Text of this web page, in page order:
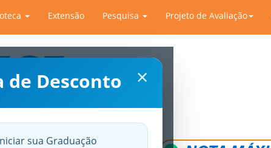
Extensão Pesquisa Projeto de Avaliação
×
de Desconto
sua Graduação